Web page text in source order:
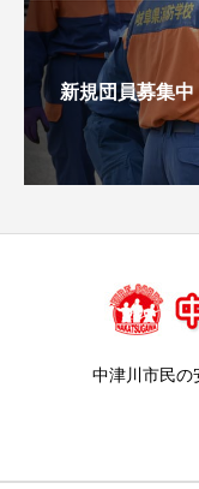
新規団員募集中
中津川市民の